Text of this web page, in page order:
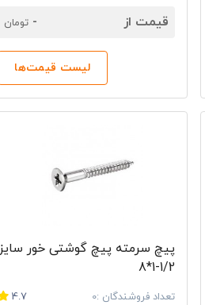
قیمت از - تومان
لیست قیمت‌ها
پیچ سرمته پیچ گوشتی خور سایز
1/2-1*8
تعداد فروشندگان :0 4.7